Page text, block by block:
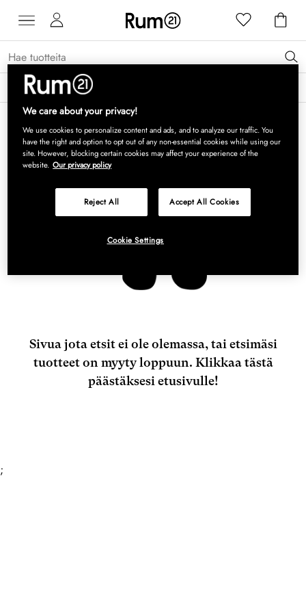
Saat 15 % alennusta Grythyttan Stålmöbler -tuotteista* →
Sivua jota etsit ei ole olemassa, tai etsimäsi
tuotteet on myyty loppuun. Klikkaa tästä
päästäksesi etusivulle!
;
We care about your privacy!
We use cookies to personalize content and ads, and to analyze our traffic. You
have the right and option to opt out of any non-essential cookies while using our
site. However, blocking certain cookies may affect your experience of the
website. Our privacy policy
Reject All Accept All Cookies
Cookie Settings